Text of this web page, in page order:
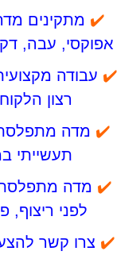
✔️ מתקינים
אפוקסי, עבה,
✔️ עבודה
רצון
✔️ מדה מתפלסת
תעשייתי
✔️ מדה
לפני ריצוף,
✔️ צרו קשר